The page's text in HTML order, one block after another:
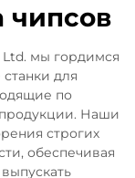
чипсов
Ltd. мы гордимся
для
по
Наши
строгих
обеспечивая